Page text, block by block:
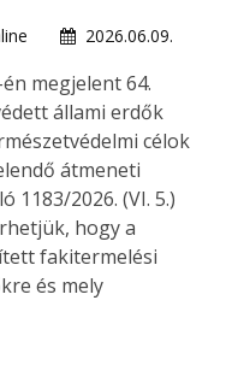
2026.06.09.
megjelent 64.
állami erdők
célok
átmeneti
2026. (VI. 5.)
hogy a
fakitermelési
és mely